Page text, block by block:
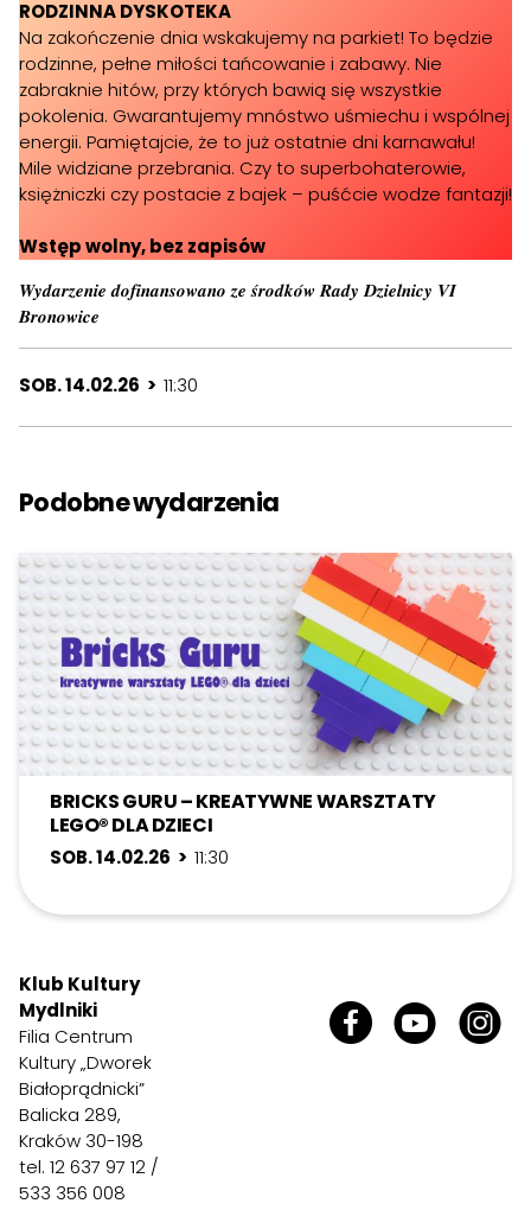
RODZINNA DYSKOTEKA
​Na zakończenie dnia wskakujemy na parkiet! To będzie
rodzinne, pełne miłości tańcowanie i zabawy. Nie
zabraknie hitów, przy których bawią się wszystkie
pokolenia. Gwarantujemy mnóstwo uśmiechu i wspólnej
energii. Pamiętajcie, że to już ostatnie dni karnawału!
Mile widziane przebrania. Czy to superbohaterowie,
księżniczki czy postacie z bajek – puśćcie wodze fantazji!
Wstęp wolny, bez zapisów
𝑾𝒚𝒅𝒂𝒓𝒛𝒆𝒏𝒊𝒆 𝒅𝒐𝒇𝒊𝒏𝒂𝒏𝒔𝒐𝒘𝒂𝒏𝒐 𝒛𝒆 𝒔́𝒓𝒐𝒅𝒌𝒐́𝒘 𝑹𝒂𝒅𝒚 𝑫𝒛𝒊𝒆𝒍𝒏𝒊𝒄𝒚 𝑽𝑰
𝑩𝒓𝒐𝒏𝒐𝒘𝒊𝒄𝒆
SOB. 14.02.26 > 11:30
Podobne wydarzenia
BRICKS GURU – KREATYWNE WARSZTATY
LEGO® DLA DZIECI
SOB. 14.02.26 > 11:30
Klub Kultury
Mydlniki
Filia Centrum
Kultury „Dworek
Białoprądnicki”
Balicka 289,
Kraków 30-198
tel. 12 637 97 12 /
533 356 008